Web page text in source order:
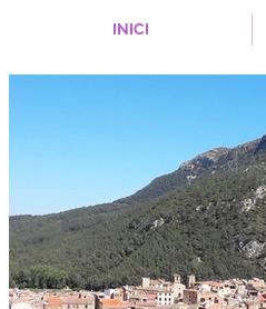
INICI